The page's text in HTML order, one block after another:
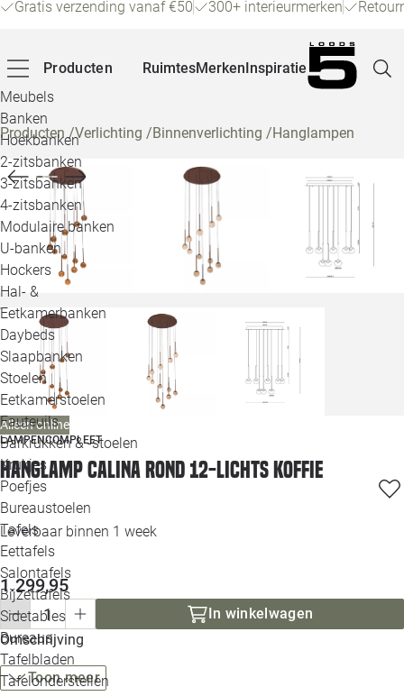
Gratis verzending vanaf €50 300+ interieurmerken
Producten
Meubels
Banken
Hoekbanken
2-zitsbanken
3-zitsbanken
4-zitsbanken
Modulaire banken
U-banken
Hockers
Hal- &
Eetkamerbanken
Daybeds
Slaapbanken
Stoelen
Eetkamerstoelen
Fauteuils
Barkrukken & -stoelen
Krukjes
Poefjes
Bureaustoelen
Tafels
Eettafels
Salontafels
Bijzettafels
Sidetables
Bureaus
Tafelbladen
Tafelonderstellen
RuimtesMerkenInspiratie
Producten/Verlichting /Binnenverlichting /Hanglampen
Alleen online
LAMPENCOMPLEET
Hanglamp Calina Rond 12-lichts koffie
Leverbaar binnen 1 week
1.299,95
In winkelwagen
Omschrijving
Toon meer